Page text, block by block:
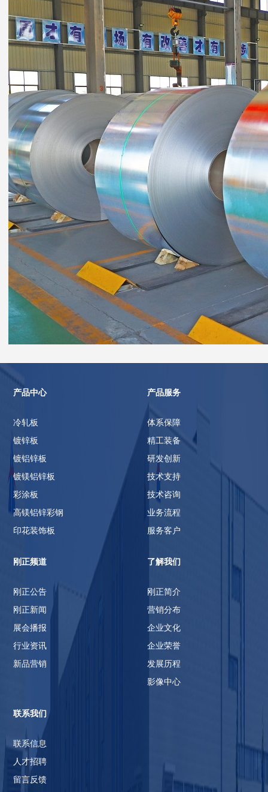
产品中心
冷轧板
镀锌板
镀铝锌板
镀镁铝锌板
彩涂板
高镁铝锌彩钢
印花装饰板
产品服务
体系保障
精工装备
研发创新
技术支持
技术咨询
业务流程
服务客户
刚正频道
刚正公告
刚正新闻
展会播报
行业资讯
新品营销
了解我们
刚正简介
营销分布
企业文化
企业荣誉
发展历程
影像中心
联系我们
联系信息
人才招聘
留言反馈